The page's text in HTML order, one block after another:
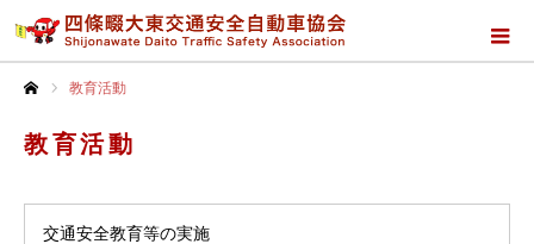
教育活動
教育活動
交通安全教育等の実施